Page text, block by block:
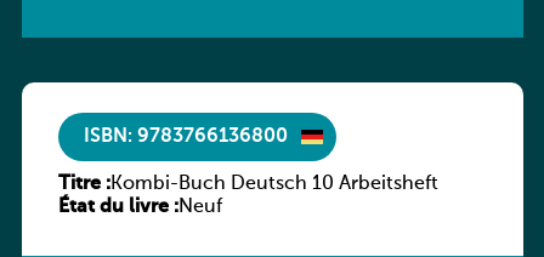
ISBN: 9783766136800
Titre :Kombi-Buch Deutsch 10 Arbeitsheft
État du livre :Neuf